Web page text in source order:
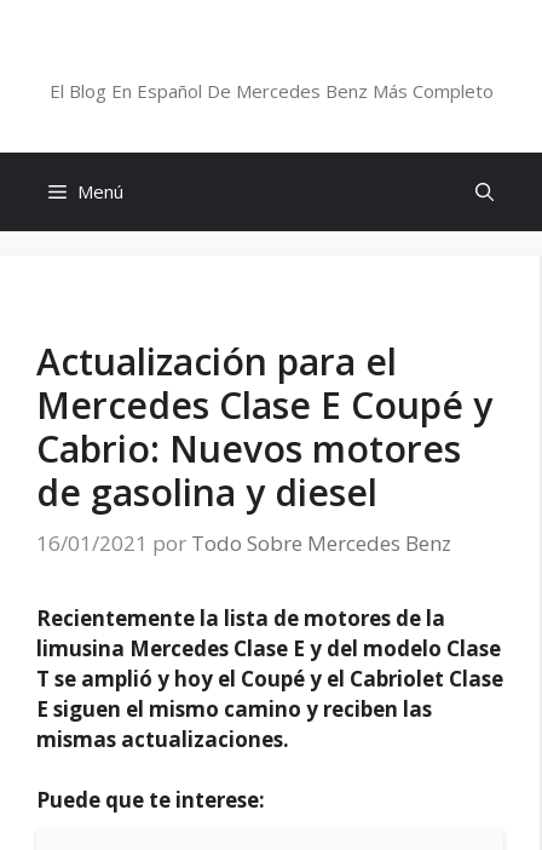
El Blog En Español De Mercedes Benz Más Completo
Menú
Actualización para el
Mercedes Clase E Coupé y
Cabrio: Nuevos motores
de gasolina y diesel
16/01/2021 por Todo Sobre Mercedes Benz
Recientemente la lista de motores de la
limusina Mercedes Clase E y del modelo Clase
T se amplió y hoy el Coupé y el Cabriolet Clase
E siguen el mismo camino y reciben las
mismas actualizaciones.
Puede que te interese: